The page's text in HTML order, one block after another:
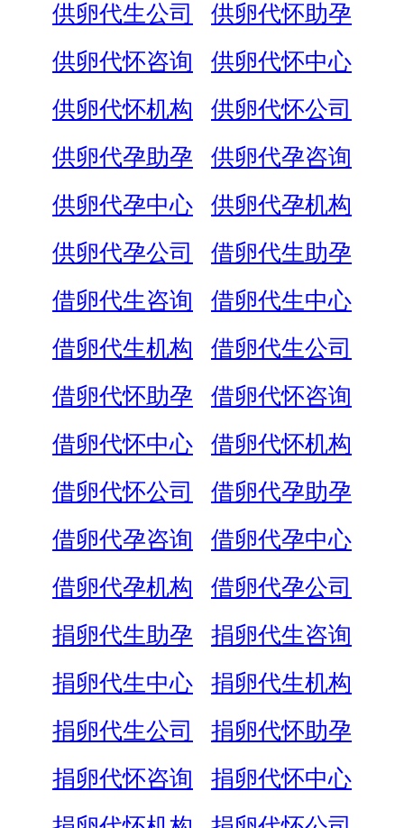
供卵代生公司
供卵代怀助孕
供卵代怀咨询
供卵代怀中心
供卵代怀机构
供卵代怀公司
供卵代孕助孕
供卵代孕咨询
供卵代孕中心
供卵代孕机构
供卵代孕公司
借卵代生助孕
借卵代生咨询
借卵代生中心
借卵代生机构
借卵代生公司
借卵代怀助孕
借卵代怀咨询
借卵代怀中心
借卵代怀机构
借卵代怀公司
借卵代孕助孕
借卵代孕咨询
借卵代孕中心
借卵代孕机构
借卵代孕公司
捐卵代生助孕
捐卵代生咨询
捐卵代生中心
捐卵代生机构
捐卵代生公司
捐卵代怀助孕
捐卵代怀咨询
捐卵代怀中心